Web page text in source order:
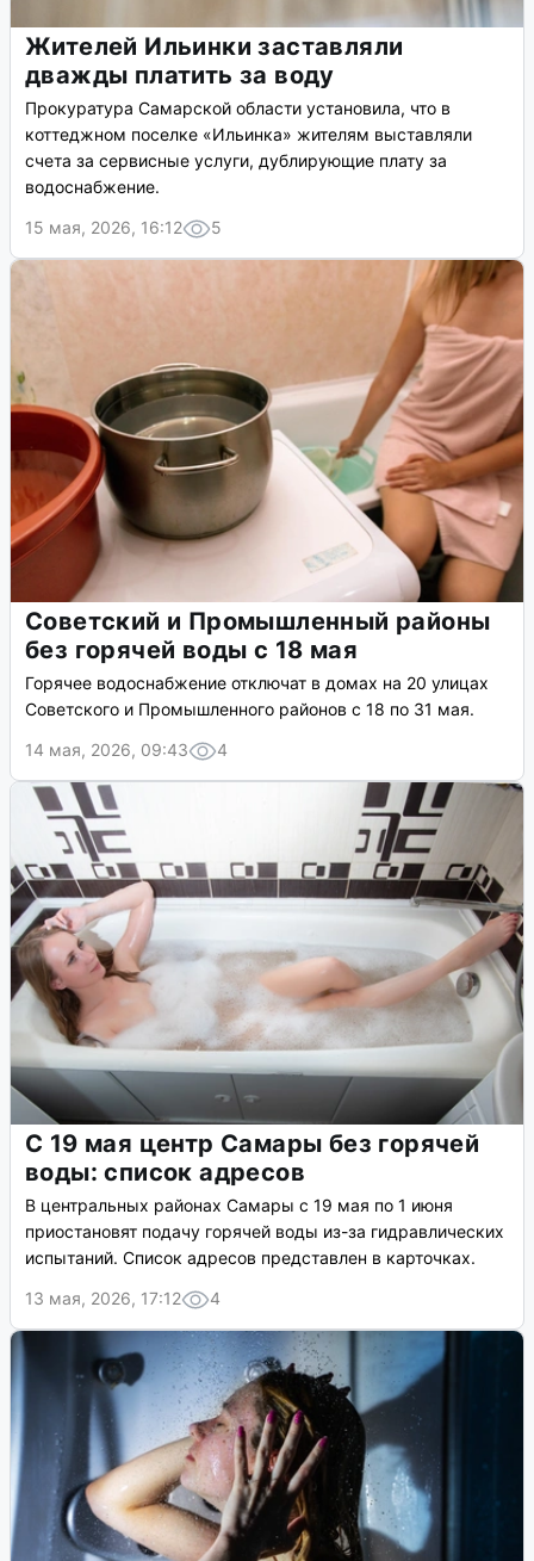
Жителей Ильинки заставляли
дважды платить за воду
Прокуратура Самарской области установила, что в
коттеджном поселке «Ильинка» жителям выставляли
счета за сервисные услуги, дублирующие плату за
водоснабжение.
15 мая, 2026, 16:12
5
Советский и Промышленный районы
без горячей воды с 18 мая
Горячее водоснабжение отключат в домах на 20 улицах
Советского и Промышленного районов с 18 по 31 мая.
14 мая, 2026, 09:43
4
С 19 мая центр Самары без горячей
воды: список адресов
В центральных районах Самары с 19 мая по 1 июня
приостановят подачу горячей воды из-за гидравлических
испытаний. Список адресов представлен в карточках.
13 мая, 2026, 17:12
4